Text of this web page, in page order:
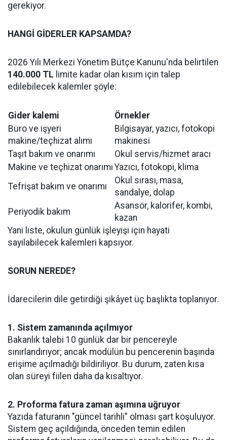
gerekiyor.
HANGİ GİDERLER KAPSAMDA?
2026 Yılı Merkezi Yönetim Bütçe Kanunu'nda belirtilen
140.000 TL limite kadar olan kısım için talep
edilebilecek kalemler şöyle:
Gider kalemi
Örnekler
Büro ve işyeri
makine/teçhizat alımı
Bilgisayar, yazıcı, fotokopi
makinesi
Taşıt bakım ve onarımı
Okul servis/hizmet aracı
Makine ve teçhizat onarımı Yazıcı, fotokopi, klima
Tefrişat bakım ve onarımı
Okul sırası, masa,
sandalye, dolap
Periyodik bakım
Asansör, kalorifer, kombi,
kazan
Yani liste, okulun günlük işleyişi için hayati
sayılabilecek kalemleri kapsıyor.
SORUN NEREDE?
İdarecilerin dile getirdiği şikâyet üç başlıkta toplanıyor.
1. Sistem zamanında açılmıyor
Bakanlık talebi 10 günlük dar bir pencereyle
sınırlandırıyor; ancak modülün bu pencerenin başında
erişime açılmadığı bildiriliyor. Bu durum, zaten kısa
olan süreyi fiilen daha da kısaltıyor.
2. Proforma fatura zaman aşımına uğruyor
Yazıda faturanın "güncel tarihli" olması şart koşuluyor.
Sistem geç açıldığında, önceden temin edilen